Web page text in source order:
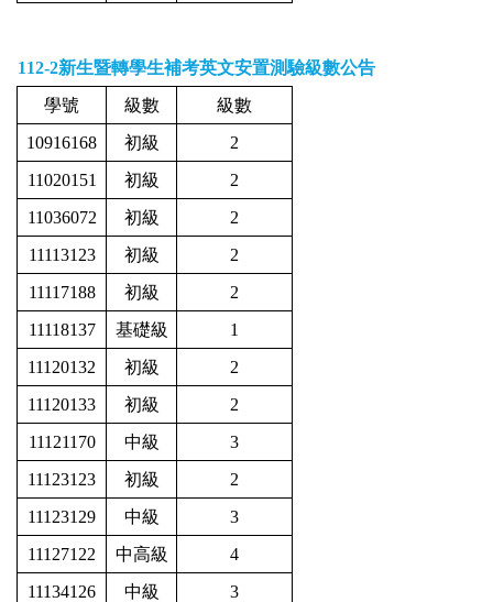
112-2新生暨轉學生補考英文安置測驗級數公告
學號
級數
級數
10916168
初級
2
11020151
初級
2
11036072
初級
2
11113123
初級
2
11117188
初級
2
11118137
基礎級
1
11120132
初級
2
11120133
初級
2
11121170
中級
3
11123123
初級
2
11123129
中級
3
11127122
中高級
4
11134126
中級
3